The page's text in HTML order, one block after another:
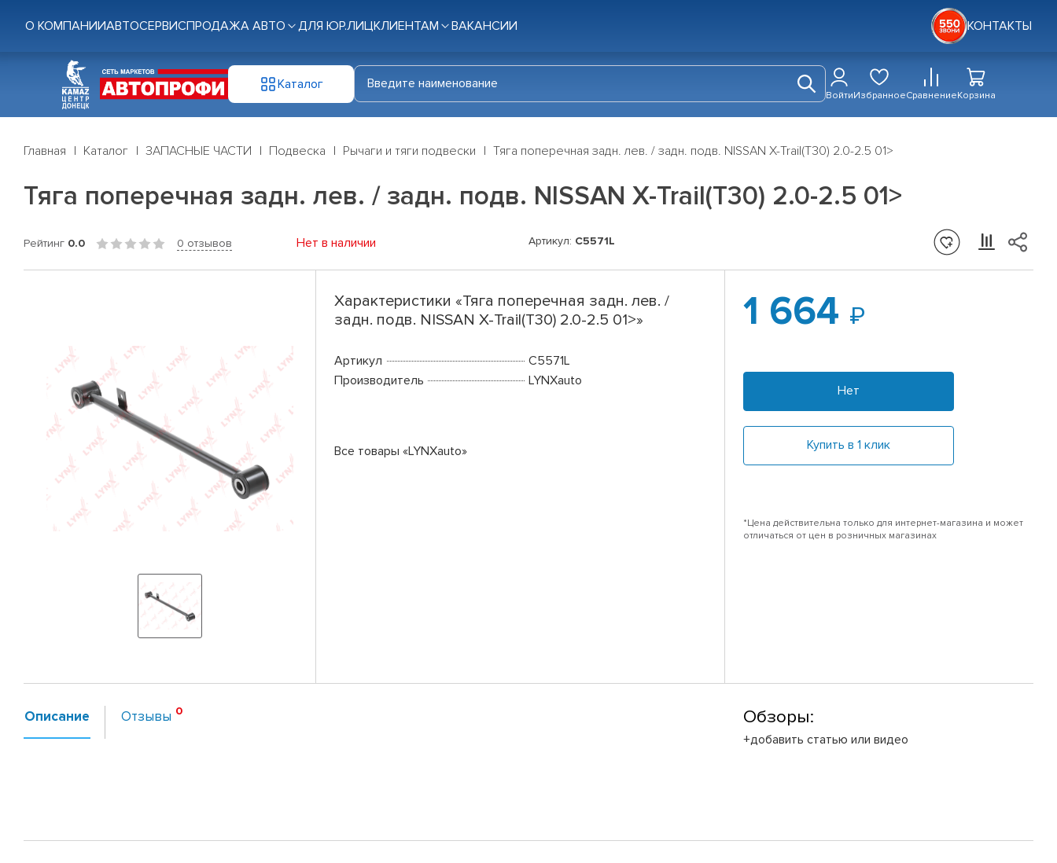
О КОМПАНИИАВТОСЕРВИСПРОДАЖА АВТО ДЛЯ ЮР.ЛИЦКЛИЕНТАМ ВАКАНСИИ КОНТАКТЫ
Каталог
ВойтиИзбранноеСравнениеКорзина
Главная Каталог ЗАПАСНЫЕ ЧАСТИ Подвеска Рычаги и тяги подвески Тяга поперечная задн. лев. / задн. подв. NISSAN X-Trail(T30) 2.0-2.5 01>
Тяга поперечная задн. лев. / задн. подв. NISSAN X-Trail(T30) 2.0-2.5 01>
Рейтинг 0.0 0 отзывов Нет в наличии Артикул: C5571L
Характеристики «Тяга поперечная задн. лев. /
задн. подв. NISSAN X-Trail(T30) 2.0-2.5 01>»
Артикул
C5571L
Производитель
LYNXauto
Все товары «LYNXauto»
1 664
Нет
Купить в 1 клик
*Цена действительна только для интернет-магазина и может
отличаться от цен в розничных магазинах
Описание Отзывы Обзоры:
+добавить статью или видео